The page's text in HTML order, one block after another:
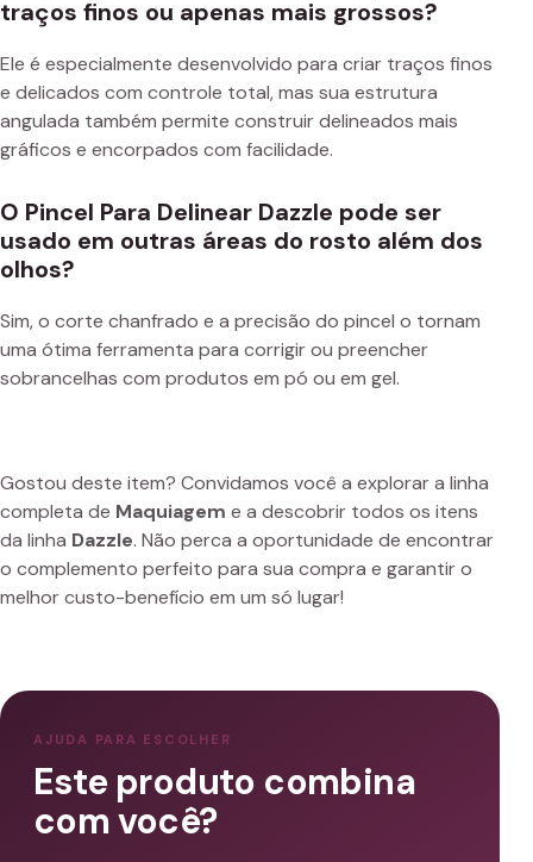
traços finos ou apenas mais grossos?
Ele é especialmente desenvolvido para criar traços finos
e delicados com controle total, mas sua estrutura
angulada também permite construir delineados mais
gráficos e encorpados com facilidade.
O Pincel Para Delinear Dazzle pode ser
usado em outras áreas do rosto além dos
olhos?
Sim, o corte chanfrado e a precisão do pincel o tornam
uma ótima ferramenta para corrigir ou preencher
sobrancelhas com produtos em pó ou em gel.
Gostou deste item? Convidamos você a explorar a linha
completa de Maquiagem e a descobrir todos os itens
da linha Dazzle. Não perca a oportunidade de encontrar
o complemento perfeito para sua compra e garantir o
melhor custo-benefício em um só lugar!
AJUDA PARA ESCOLHER
Este produto combina
com você?